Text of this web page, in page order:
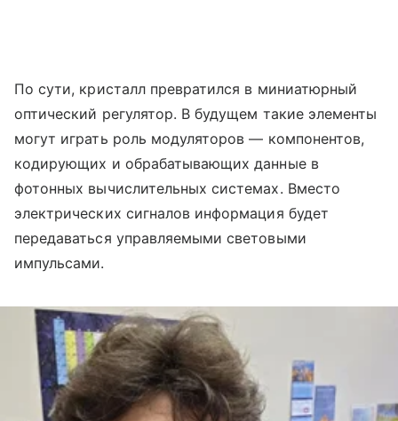
По сути, кристалл превратился в миниатюрный
оптический регулятор. В будущем такие элементы
могут играть роль модуляторов — компонентов,
кодирующих и обрабатывающих данные в
фотонных вычислительных системах. Вместо
электрических сигналов информация будет
передаваться управляемыми световыми
импульсами.